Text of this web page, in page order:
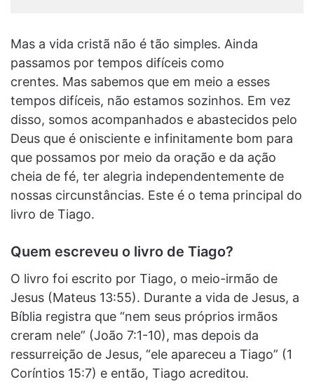
Mas a vida cristã não é tão simples. Ainda
passamos por tempos difíceis como
crentes. Mas sabemos que em meio a esses
tempos difíceis, não estamos sozinhos. Em vez
disso, somos acompanhados e abastecidos pelo
Deus que é onisciente e infinitamente bom para
que possamos por meio da oração e da ação
cheia de fé, ter alegria independentemente de
nossas circunstâncias. Este é o tema principal do
livro de Tiago.
Quem escreveu o livro de Tiago?
O livro foi escrito por Tiago, o meio-irmão de
Jesus (Mateus 13:55). Durante a vida de Jesus, a
Bíblia registra que “nem seus próprios irmãos
creram nele” (João 7:1-10), mas depois da
ressurreição de Jesus, “ele apareceu a Tiago” (1
Coríntios 15:7) e então, Tiago acreditou.